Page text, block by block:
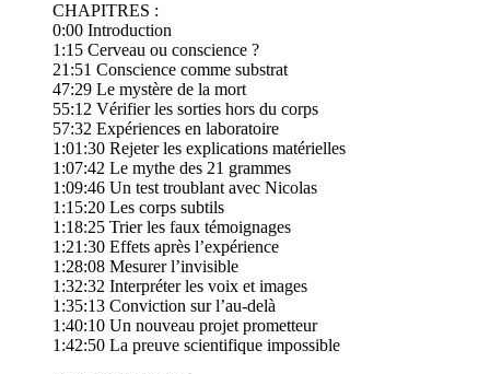
CHAPITRES :
0:00 Introduction
1:15 Cerveau ou conscience ?
21:51 Conscience comme substrat
47:29 Le mystère de la mort
55:12 Vérifier les sorties hors du corps
57:32 Expériences en laboratoire
1:01:30 Rejeter les explications matérielles
1:07:42 Le mythe des 21 grammes
1:09:46 Un test troublant avec Nicolas
1:15:20 Les corps subtils
1:18:25 Trier les faux témoignages
1:21:30 Effets après l’expérience
1:28:08 Mesurer l’invisible
1:32:32 Interpréter les voix et images
1:35:13 Conviction sur l’au-delà
1:40:10 Un nouveau projet prometteur
1:42:50 La preuve scientifique impossible